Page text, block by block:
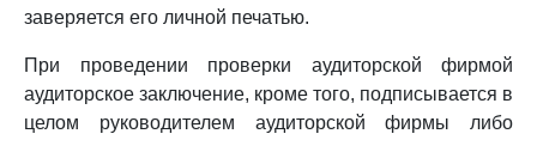
заверяется его личной печатью.
При проведении проверки аудиторской фирмой
аудиторское заключение, кроме того, подписывается в
целом руководителем аудиторской фирмы либо